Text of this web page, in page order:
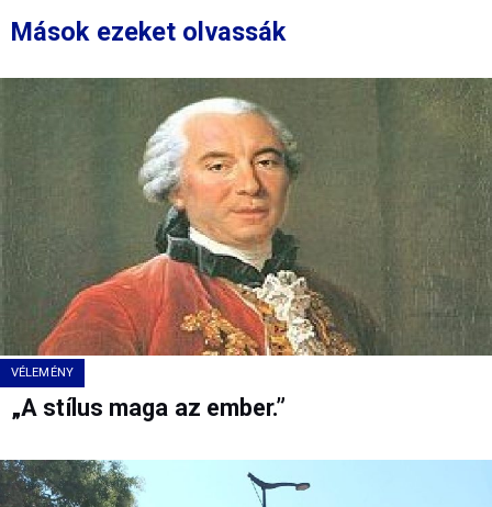
Mások ezeket olvassák
VÉLEMÉNY
„A stílus maga az ember.”